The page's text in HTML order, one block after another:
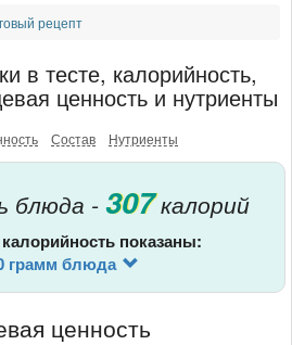
рецепт
в тесте, калорийность,
ценность и нутриенты
Состав Нутриенты
блюда - 307 калорий
показаны:
грамм блюда
ценность